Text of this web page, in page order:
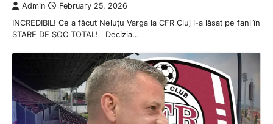
Admin February 25, 2026
INCREDIBIL! Ce a făcut Neluțu Varga la CFR Cluj i-a lăsat pe fani în
STARE DE ȘOC TOTAL! Decizia…